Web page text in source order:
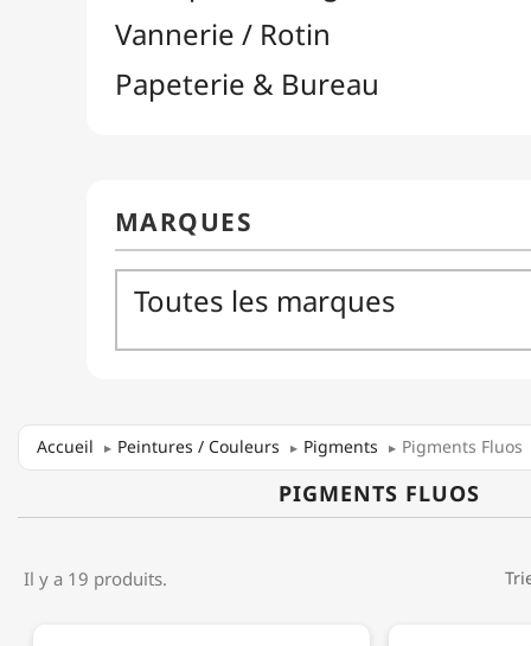
Accueil Peintures / Couleurs Pigments Pigments Fluos
PIGMENTS FLUOS
Il y a 19 produits.